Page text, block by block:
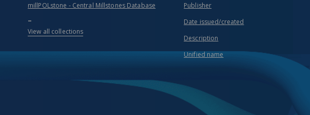
millPOLstone - Central Millstones Database
...
View all collections
Publisher
Date issued/created
Description
Unified name